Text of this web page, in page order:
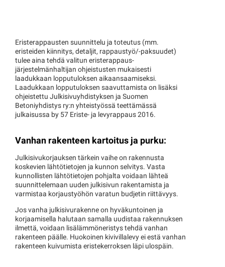
Eristerappausten suunnittelu ja toteutus (mm.
eristeiden kiinnitys, detaljit, rappaustyö/-paksuudet)
tulee aina tehdä valitun eristerappaus-
järjestelmänhaltijan ohjeistusten mukaisesti
laadukkaan lopputuloksen aikaansaamiseksi.
Laadukkaan lopputuloksen saavuttamista on lisäksi
ohjeistettu Julkisivuyhdistyksen ja Suomen
Betoniyhdistys ry:n yhteistyössä teettämässä
julkaisussa by 57 Eriste- ja levyrappaus 2016.
Vanhan rakenteen kartoitus ja purku:
Julkisivukorjauksen tärkein vaihe on rakennusta
koskevien lähtötietojen ja kunnon selvitys. Vasta
kunnollisten lähtötietojen pohjalta voidaan lähteä
suunnittelemaan uuden julkisivun rakentamista ja
varmistaa korjaustyöhön varatun budjetin riittävyys.
Jos vanha julkisivurakenne on hyväkuntoinen ja
korjaamisella halutaan samalla uudistaa rakennuksen
ilmettä, voidaan lisälämmöneristys tehdä vanhan
rakenteen päälle. Huokoinen kivivillalevy ei estä vanhan
rakenteen kuivumista eristekerroksen läpi ulospäin.